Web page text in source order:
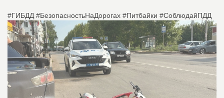
#ГИБДД #БезопасностьНаДорогах #Питбайки #СоблюдайПДД